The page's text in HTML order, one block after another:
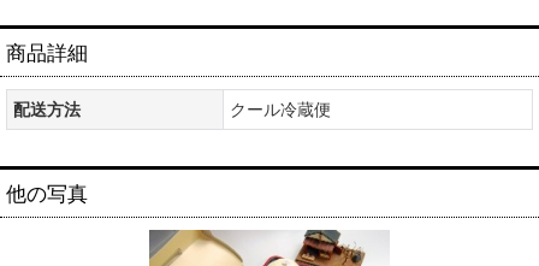
商品詳細
配送方法 クール冷蔵便
他の写真